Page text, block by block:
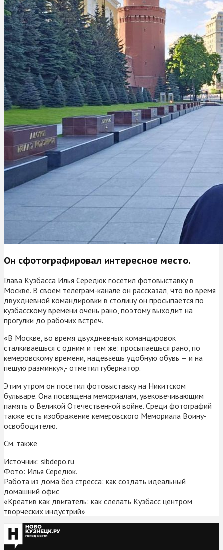
Он сфотографировал интересное место.
Глава Кузбасса Илья Середюк посетил фотовыставку в
Москве. В своем телеграм-канале он рассказал, что во время
двухдневной командировки в столицу он просыпается по
кузбасскому времени очень рано, поэтому выходит на
прогулки до рабочих встреч.
«В Москве, во время двухдневных командировок
сталкиваешься с одним и тем же: просыпаешься рано, по
кемеровскому времени, надеваешь удобную обувь — и на
пешую разминку»,- отметил губернатор.
Этим утром он посетил фотовыставку на Никитском
бульваре. Она посвящена мемориалам, увековечивающим
память о Великой Отечественной войне. Среди фотографий
также есть изображение кемеровского Мемориала Воину-
освободителю.
См. также
Источник: sibdepo.ru
Фото: Илья Середюк.
Работа из дома без стресса: как создать идеальный
домашний офис
«Креатив как двигатель: как сделать Кузбасс центром
творческих индустрий»